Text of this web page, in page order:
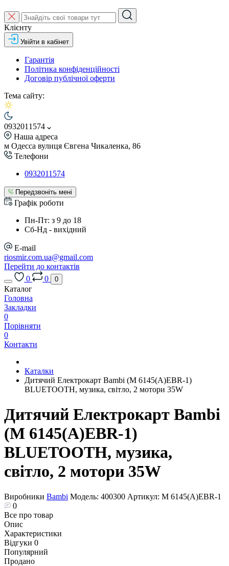
Клієнту
Увійти в кабінет
Гарантія
Політика конфіденційності
Договір публічної оферти
Тема сайту:
0932011574
Наша адреса
м Одесса вулиця Євгена Чикаленка, 86
Телефони
0932011574
Передзвоніть мені
Графік роботи
Пн-Пт: з 9 до 18
Сб-Нд - вихідний
E-mail
riosmir.com.ua@gmail.com
Перейти до контактів
0
0 0
Каталог
Головна
Закладки
0
Порівняти
0
Контакти
Каталки
Дитячий Електрокарт Bambi (M 6145(A)EBR-1)
BLUETOOTH, музика, світло, 2 мотори 35W
Дитячий Електрокарт Bambi
(M 6145(A)EBR-1)
BLUETOOTH, музика,
світло, 2 мотори 35W
Виробники Bambi Модель: 400300 Артикул: M 6145(A)EBR-1
0
Все про товар
Опис
Характеристики
Відгуки 0
Популярний
Продано